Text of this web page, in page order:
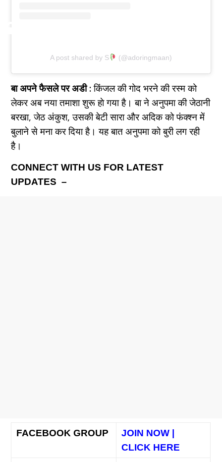
A post shared by S (@adoringmaan)
बा अपने फैसले पर अडी : किंजल की गोद भरने की रस्म को
लेकर अब नया तमाशा शुरू हाे गया है। बा ने अनुपमा की जेठानी
बरखा, जेठ अंकुश, उसकी बेटी सारा और अदिक को फंक्श्न में
बुलाने से मना कर दिया है। यह बात अनुपमा को बुरी लग रही
है।
CONNECT WITH US FOR LATEST
UPDATES –
FACEBOOK GROUP
JOIN NOW |
CLICK HERE